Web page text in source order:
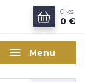
Menu
0 ks
0 €